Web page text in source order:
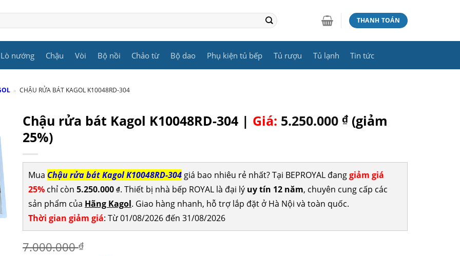
THANH TOÁN
Lò nướng Chậu Vòi Bộ nồi Chảo từ Bộ dao Phụ kiện tủ bếp Tủ rượu Tủ lạnh Tin tức
» CHẬU RỬA BÁT KAGOL K10048RD-304
Chậu rửa bát Kagol K10048RD-304 | Giá: 5.250.000 ₫(giảm
25%)
Mua Chậu rửa bát Kagol K10048RD-304giá bao nhiêu rẻ nhất? Tại BEPROYAL đanggiảm giá
25%chỉ còn 5.250.000 ₫. Thiết bị nhà bếp ROYAL là đại lý uy tín 12 năm, chuyên cung cấp các
sản phẩm của Hãng Kagol. Giao hàng nhanh, hỗ trợ lắp đặt ở Hà Nội và toàn quốc.
Thời gian giảm giá: Từ 01/08/2026 đến 31/08/2026
7.000.000₫